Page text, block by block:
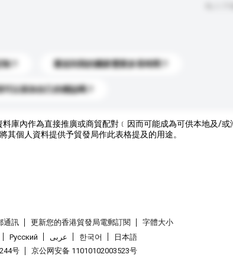
？ 運送到我的國家需要多長時間？
可以添加自己的標誌嗎？
庫內作為直接推廣或商貿配對﹝因而可能成為可供本地及/或
個人資料提供予貿發局作此表格提及的用途。
通訊 更新您的香港貿發局電郵訂閱
字體大小
Pусский عربى 한국어
日本語
号 京公网安备 11010102003523号